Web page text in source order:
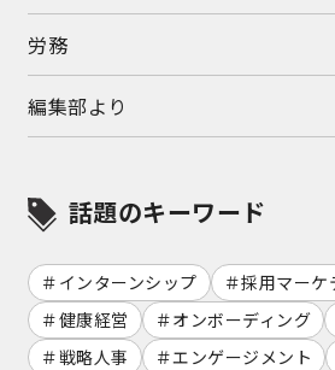
労務
編集部より
話題のキーワード
インターンシップ
採用マーケ
健康経営
オンボーディング
戦略人事
エンゲージメント